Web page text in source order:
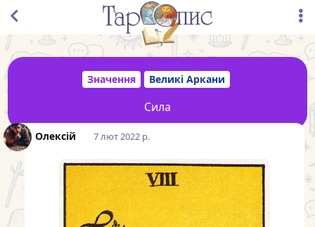
Значення Великі Аркани
Сила
Олексій 7 лют 2022 р.